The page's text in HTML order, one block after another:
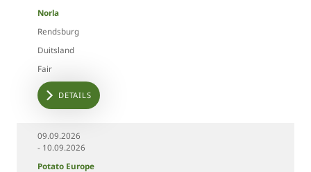
Norla
Rendsburg
Duitsland
Fair
DETAILS
09.09.2026
- 10.09.2026
Potato Europe